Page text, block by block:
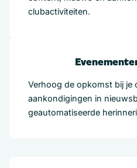
clubactiviteiten.
Verhoog de opkomst bij je
aankondigingen in
geautomatiseerde